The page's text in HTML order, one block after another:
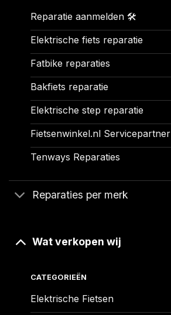
Reparatie aanmelden 🛠️
Elektrische fiets reparatie
Fatbike reparaties
Bakfiets reparatie
Elektrische step reparatie
Fietsenwinkel.nl Servicepartner
Tenways Reparaties
Reparaties per merk
Wat verkopen wij
CATEGORIEËN
Elektrische Fietsen